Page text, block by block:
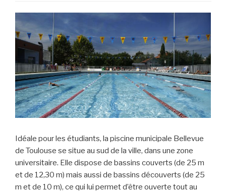
Idéale pour les étudiants, la piscine municipale Bellevue
de Toulouse se situe au sud de la ville, dans une zone
universitaire. Elle dispose de bassins couverts (de 25 m
et de 12,30 m) mais aussi de bassins découverts (de 25
m et de 10 m), ce qui lui permet d’être ouverte tout au